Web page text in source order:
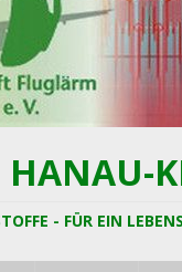
- FÜR EIN